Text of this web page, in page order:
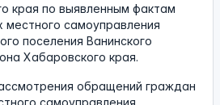
края по выявленным фактам
местного самоуправления
поселения Ванинского
Хабаровского края.
обращений граждан
самоуправления